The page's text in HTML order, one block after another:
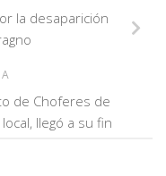
la desaparición
de Choferes de
llegó a su fin